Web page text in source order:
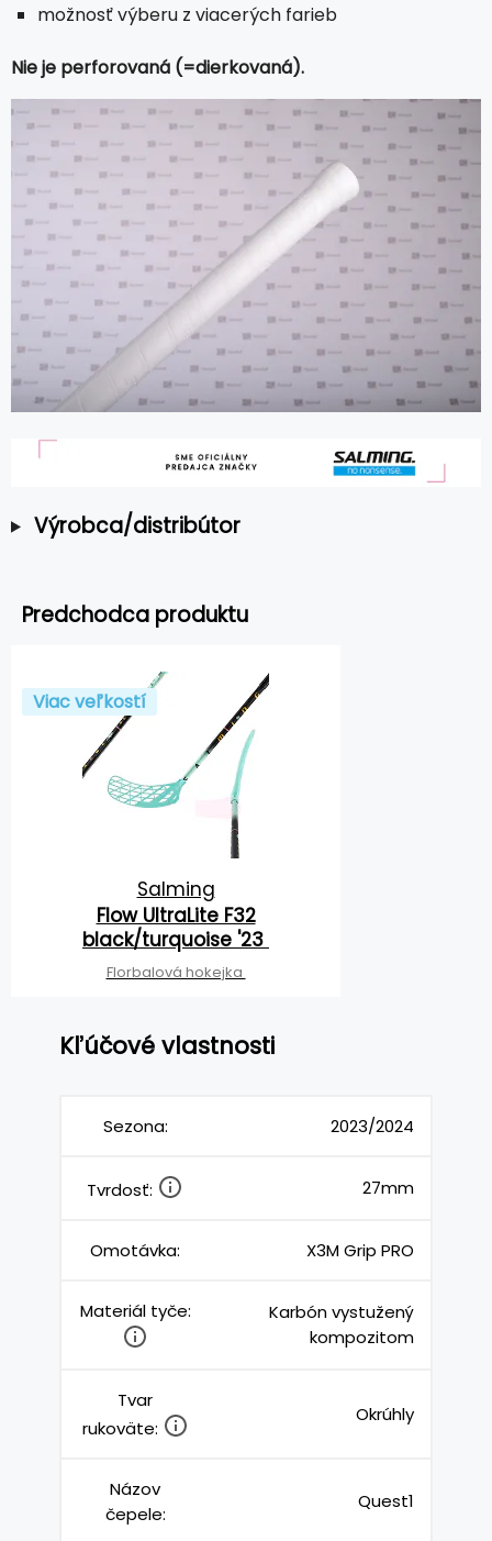
možnosť výberu z viacerých farieb
Nie je perforovaná (=dierkovaná).
Výrobca/distribútor
Predchodca produktu
Viac veľkostí
Salming
Flow UltraLite F32
black/turquoise '23
Florbalová hokejka
Kľúčové vlastnosti
Sezona: 2023/2024
Tvrdosť: 27mm
Omotávka: X3M Grip PRO
Materiál tyče:
Karbón vystužený
kompozitom
Tvar
rukoväte:
Okrúhly
Názov
čepele:
Quest1